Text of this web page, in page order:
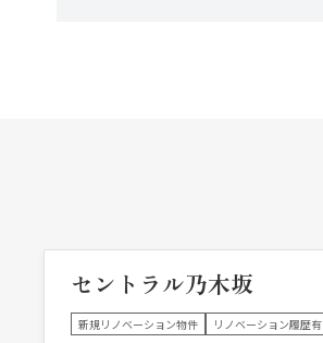
セントラル乃木坂
新規リノベーション物件 リノベーション履歴有